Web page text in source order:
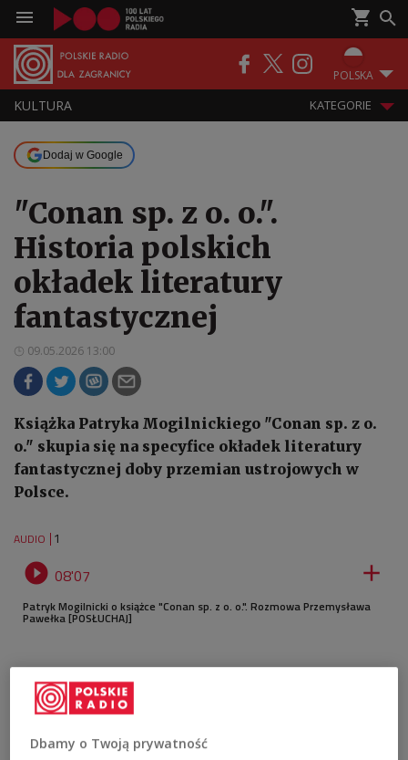
POLSKA
KULTURA KATEGORIE
Dodaj w Google
"Conan sp. z o. o.".
Historia polskich
okładek literatury
fantastycznej
09.05.2026 13:00
Książka Patryka Mogilnickiego "Conan sp. z o.
o." skupia się na specyfice okładek literatury
fantastycznej doby przemian ustrojowych w
Polsce.
AUDIO 1
 08'07 
Patryk Mogilnicki o książce "Conan sp. z o. o.". Rozmowa Przemysława
Pawełka [POSŁUCHAJ]
Dbamy o Twoją prywatność